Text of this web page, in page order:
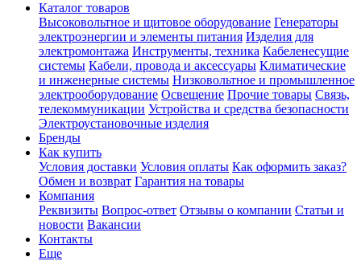
Каталог товаров
Высоковольтное и щитовое оборудование Генераторы
электроэнергии и элементы питания Изделия для
электромонтажа Инструменты, техника Кабеленесущие
системы Кабели, провода и аксессуары Климатические
и инженерные системы Низковольтное и промышленное
электрооборудование Освещение Прочие товары Связь,
телекоммуникации Устройства и средства безопасности
Электроустановочные изделия
Бренды
Как купить
Условия доставки Условия оплаты Как оформить заказ?
Обмен и возврат Гарантия на товары
Компания
Реквизиты Вопрос-ответ Отзывы о компании Статьи и
новости Вакансии
Контакты
Еще